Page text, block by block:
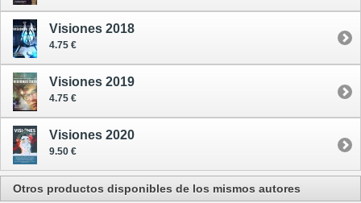
Visiones 2018
4.75 €
Visiones 2019
4.75 €
Visiones 2020
9.50 €
Otros productos disponibles de los mismos autores